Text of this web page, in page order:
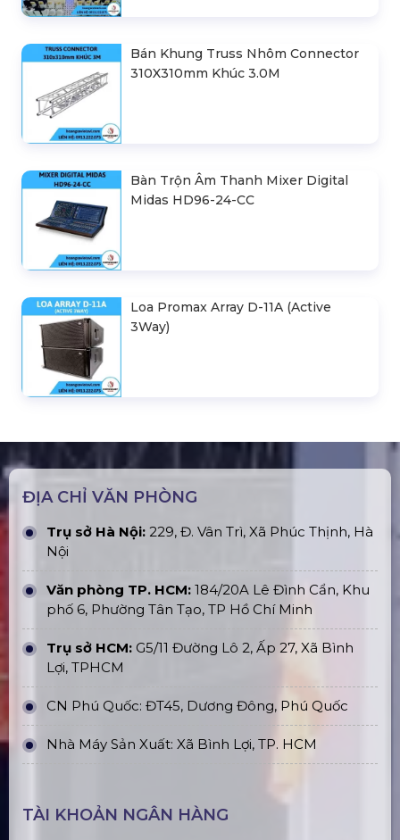
Bán Khung Truss Nhôm Connector
310X310mm Khúc 3.0M
Bàn Trộn Âm Thanh Mixer Digital
Midas HD96-24-CC
Loa Promax Array D-11A (Active
3Way)
ĐỊA CHỈ VĂN PHÒNG
Trụ sở Hà Nội: 229, Đ. Vân Trì, Xã Phúc Thịnh, Hà
Nội
Văn phòng TP. HCM: 184/20A Lê Đình Cẩn, Khu
phố 6, Phường Tân Tạo, TP Hồ Chí Minh
Trụ sở HCM: G5/11 Đường Lô 2, Ấp 27, Xã Bình
Lợi, TPHCM
CN Phú Quốc: ĐT45, Dương Đông, Phú Quốc
Nhà Máy Sản Xuất: Xã Bình Lợi, TP. HCM
TÀI KHOẢN NGÂN HÀNG